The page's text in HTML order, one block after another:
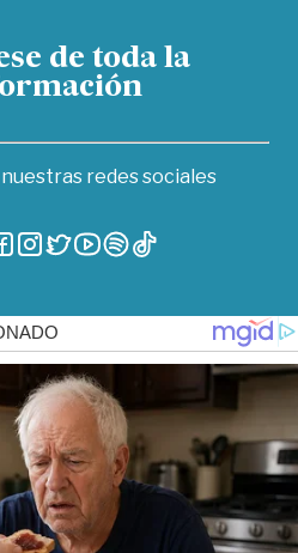
de toda la
redes sociales